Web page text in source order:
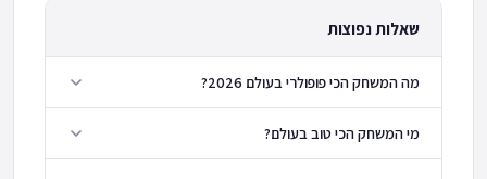
שאלות נפוצות
מה המשחק הכי פופולרי בעולם 2026?
מי המשחק הכי טוב בעולם?